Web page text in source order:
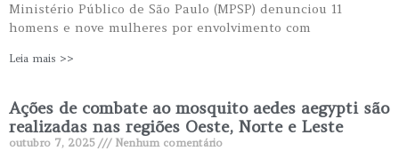
Ministério Público de São Paulo (MPSP) denunciou 11
homens e nove mulheres por envolvimento com
Leia mais >>
Ações de combate ao mosquito aedes aegypti são
realizadas nas regiões Oeste, Norte e Leste
outubro 7, 2025 Nenhum comentário